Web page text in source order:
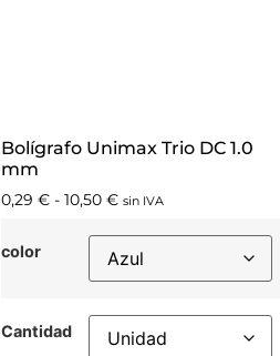
Bolígrafo Unimax Trio DC 1.0
mm
0,29 € - 10,50 € sin IVA
color
Cantidad